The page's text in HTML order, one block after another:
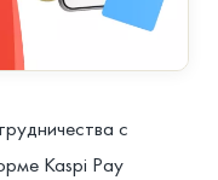
с
Kaspi Pay